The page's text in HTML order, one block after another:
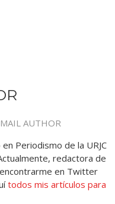
AUTHOR
Periodismo de la URJC
redactora de
en Twitter
todos mis artículos para